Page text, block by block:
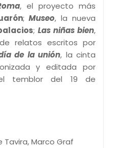
, el proyecto más
;Museo, la nueva
; Las niñas bien,
relatos escritos por
de la unión, la cinta
y editada por
temblor del 19 de
Tavira, Marco Graf